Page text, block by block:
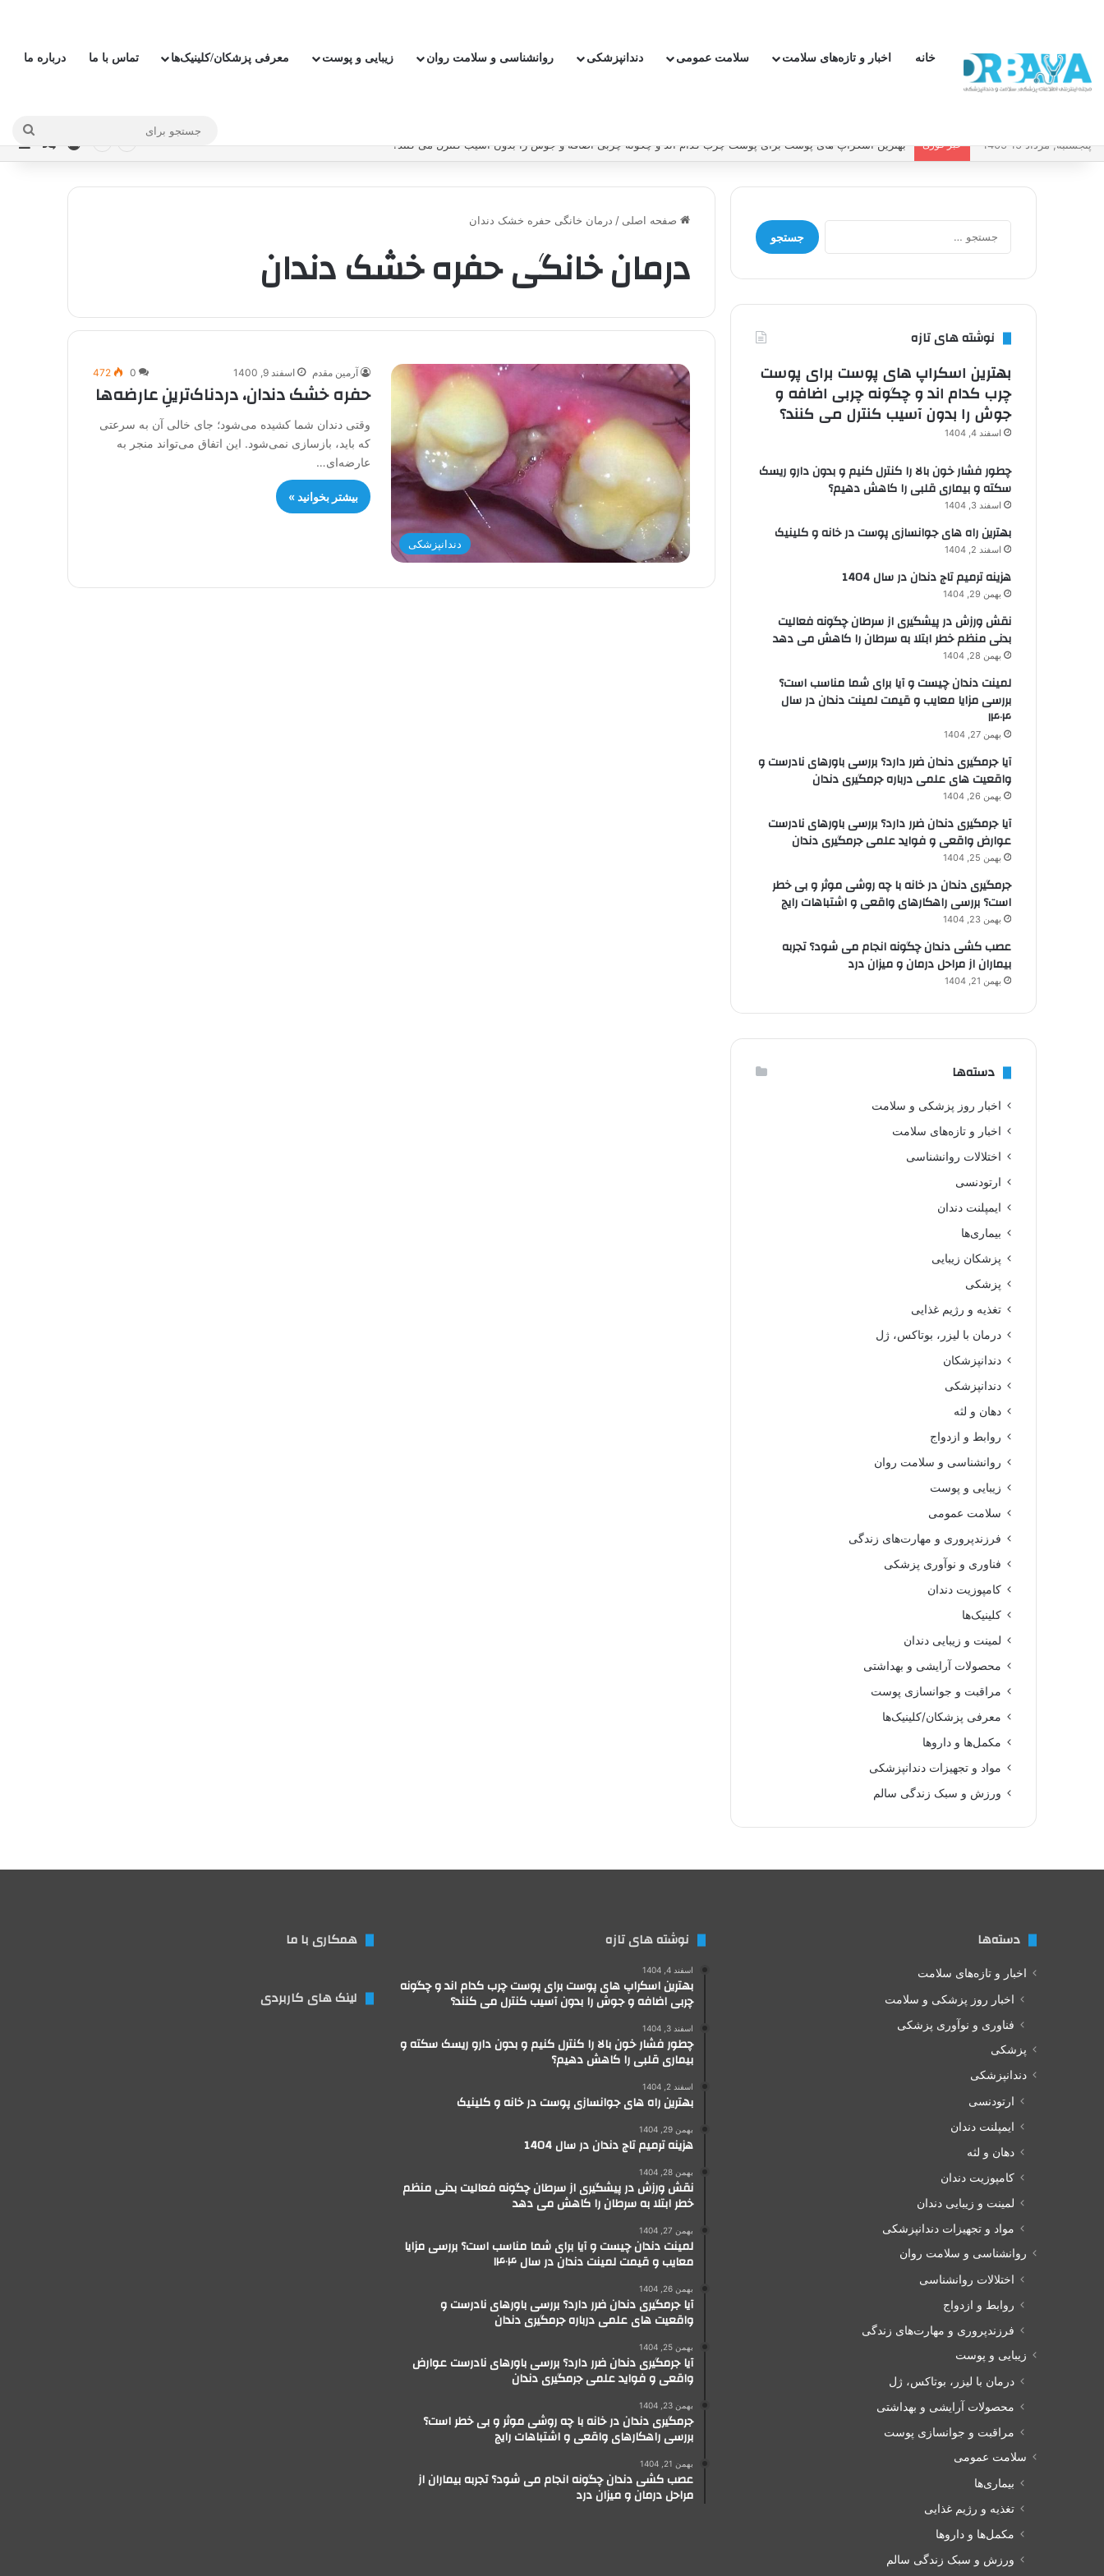
خانه اخبار و تازه‌های سلامت سلامت عمومی دندانپزشکی روانشناسی و سلامت روان زیبایی و پوست معرفی پزشکان/کلینیک‌ها تماس با ما درباره ما
برای
پنجشنبه, مرداد 15 1405 خبر فوری بهترین اسکراپ های پوست برای پوست چرب کدام اند و چگونه چربی اضافه و جوش را بدون آسیب کنترل می کنند؟ ورودنوشته
صفحه اصلی / درمان خانگی حفره خشک دندان
درمان خانگی حفره خشک دندان
دندانپزشکی
آرمین مقدم اسفند 9, 1400 0
472
حفره خشک دندان، دردناک‌ترینِ عارضه‌‌ها
وقتی دندان شما کشیده می‌شود؛ جای خالی آن به سرعتی
که باید، بازسازی نمی‌شود. این اتفاق می‌تواند منجر به
عارضه‌ای…
بیشتر بخوانید »
جستجو
برای:
نوشته های تازه
بهترین اسکراپ های پوست برای پوست
چرب کدام اند و چگونه چربی اضافه و
جوش را بدون آسیب کنترل می کنند؟
اسفند 4, 1404
چطور فشار خون بالا را کنترل کنیم و بدون دارو ریسک
سکته و بیماری قلبی را کاهش دهیم؟
اسفند 3, 1404
بهترین راه های جوانسازی پوست در خانه و کلینیک
اسفند 2, 1404
هزینه ترمیم تاج دندان در سال 1404
بهمن 29, 1404
نقش ورزش در پیشگیری از سرطان چگونه فعالیت
بدنی منظم خطر ابتلا به سرطان را کاهش می دهد
بهمن 28, 1404
لمینت دندان چیست و آیا برای شما مناسب است؟
بررسی مزایا معایب و قیمت لمینت دندان در سال
۱۴۰۴
بهمن 27, 1404
آیا جرمگیری دندان ضرر دارد؟ بررسی باورهای نادرست و
واقعیت های علمی درباره جرمگیری دندان
بهمن 26, 1404
آیا جرمگیری دندان ضرر دارد؟ بررسی باورهای نادرست
عوارض واقعی و فواید علمی جرمگیری دندان
بهمن 25, 1404
جرمگیری دندان در خانه با چه روشی موثر و بی خطر
است؟ بررسی راهکارهای واقعی و اشتباهات رایج
بهمن 23, 1404
عصب کشی دندان چگونه انجام می شود؟ تجربه
بیماران از مراحل درمان و میزان درد
بهمن 21, 1404
دسته‌ها
اخبار روز پزشکی و سلامت
اخبار و تازه‌های سلامت
اختلالات روانشناسی
ارتودنسی
ایمپلنت دندان
بیماری‌ها
پزشکان زیبایی
پزشکی
تغذیه و رژیم غذایی
درمان با لیزر، بوتاکس، ژل
دندانپزشکان
دندانپزشکی
دهان و لثه
روابط و ازدواج
روانشناسی و سلامت روان
زیبایی و پوست
سلامت عمومی
فرزندپروری و مهارت‌های زندگی
فناوری و نوآوری پزشکی
کامپوزیت دندان
کلینیک‌ها
لمینت و زیبایی دندان
محصولات آرایشی و بهداشتی
مراقبت و جوانسازی پوست
معرفی پزشکان/کلینیک‌ها
مکمل‌ها و داروها
مواد و تجهیزات دندانپزشکی
ورزش و سبک زندگی سالم
دسته‌ها
اخبار و تازه‌های سلامت
اخبار روز پزشکی و سلامت
فناوری و نوآوری پزشکی
پزشکی
دندانپزشکی
ارتودنسی
ایمپلنت دندان
دهان و لثه
کامپوزیت دندان
لمینت و زیبایی دندان
مواد و تجهیزات دندانپزشکی
روانشناسی و سلامت روان
اختلالات روانشناسی
روابط و ازدواج
فرزندپروری و مهارت‌های زندگی
زیبایی و پوست
درمان با لیزر، بوتاکس، ژل
محصولات آرایشی و بهداشتی
مراقبت و جوانسازی پوست
سلامت عمومی
بیماری‌ها
تغذیه و رژیم غذایی
مکمل‌ها و داروها
ورزش و سبک زندگی سالم
نوشته های تازه
اسفند 4, 1404
بهترین اسکراپ های پوست برای پوست چرب کدام اند و چگونه
چربی اضافه و جوش را بدون آسیب کنترل می کنند؟
اسفند 3, 1404
چطور فشار خون بالا را کنترل کنیم و بدون دارو ریسک سکته و
بیماری قلبی را کاهش دهیم؟
اسفند 2, 1404
بهترین راه های جوانسازی پوست در خانه و کلینیک
بهمن 29, 1404
هزینه ترمیم تاج دندان در سال 1404
بهمن 28, 1404
نقش ورزش در پیشگیری از سرطان چگونه فعالیت بدنی منظم
خطر ابتلا به سرطان را کاهش می دهد
بهمن 27, 1404
لمینت دندان چیست و آیا برای شما مناسب است؟ بررسی مزایا
معایب و قیمت لمینت دندان در سال ۱۴۰۴
بهمن 26, 1404
آیا جرمگیری دندان ضرر دارد؟ بررسی باورهای نادرست و
واقعیت های علمی درباره جرمگیری دندان
بهمن 25, 1404
آیا جرمگیری دندان ضرر دارد؟ بررسی باورهای نادرست عوارض
واقعی و فواید علمی جرمگیری دندان
بهمن 23, 1404
جرمگیری دندان در خانه با چه روشی موثر و بی خطر است؟
بررسی راهکارهای واقعی و اشتباهات رایج
بهمن 21, 1404
عصب کشی دندان چگونه انجام می شود؟ تجربه بیماران از
مراحل درمان و میزان درد
همکاری با ما
لینک های کاربردی